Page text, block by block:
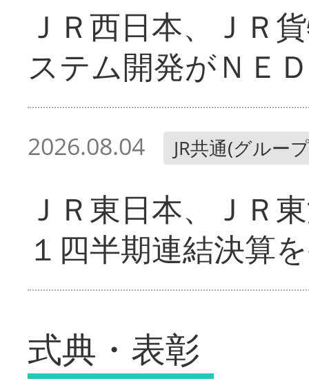
ＪＲ西日本、ＪＲ
ステム開発がＮＥ
2026.08.04 JR共通(グルー
ＪＲ東日本、ＪＲ
１四半期連結決算
式典・表彰